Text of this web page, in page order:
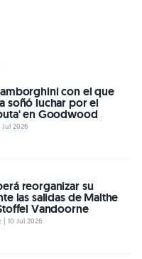
con el que
soñó luchar por el
en Goodwood
2026
reorganizar su
las salidas de Malthe
Vandoorne
10 Jul 2026